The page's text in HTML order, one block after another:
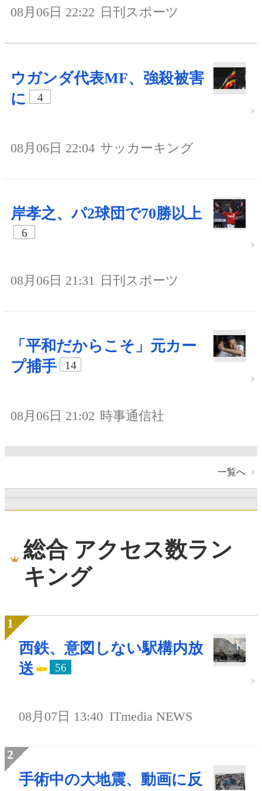
08月06日 22:22 日刊スポーツ
ウガンダ代表MF、強殺被害
に
4
08月06日 22:04 サッカーキング
岸孝之、パ2球団で70勝以上
6
08月06日 21:31 日刊スポーツ
「平和だからこそ」元カー
プ捕手
14
08月06日 21:02 時事通信社
一覧へ
総合 アクセス数ラン
キング
西鉄、意図しない駅構内放
送
56
08月07日 13:40 ITmedia NEWS
手術中の大地震、動画に反